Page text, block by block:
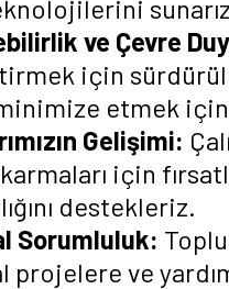
ve Çevre
için
etmek
Gelişimi:
için
destekleriz.
Sorumluluk:
projelere ve